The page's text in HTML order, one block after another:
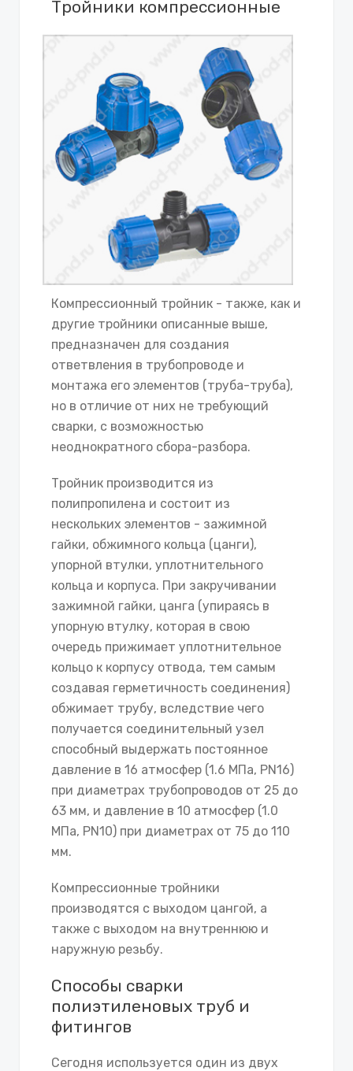
Тройники компрессионные
Компрессионный тройник - также, как и
другие тройники описанные выше,
предназначен для создания
ответвления в трубопроводе и
монтажа его элементов (труба-труба),
но в отличие от них не требующий
сварки, с возможностью
неоднократного сбора-разбора.
Тройник производится из
полипропилена и состоит из
нескольких элементов - зажимной
гайки, обжимного кольца (цанги),
упорной втулки, уплотнительного
кольца и корпуса. При закручивании
зажимной гайки, цанга (упираясь в
упорную втулку, которая в свою
очередь прижимает уплотнительное
кольцо к корпусу отвода, тем самым
создавая герметичность соединения)
обжимает трубу, вследствие чего
получается соединительный узел
способный выдержать постоянное
давление в 16 атмосфер (1.6 МПа, PN16)
при диаметрах трубопроводов от 25 до
63 мм, и давление в 10 атмосфер (1.0
МПа, PN10) при диаметрах от 75 до 110
мм.
Компрессионные тройники
производятся с выходом цангой, а
также с выходом на внутреннюю и
наружную резьбу.
Способы сварки
полиэтиленовых труб и
фитингов
Сегодня используется один из двух